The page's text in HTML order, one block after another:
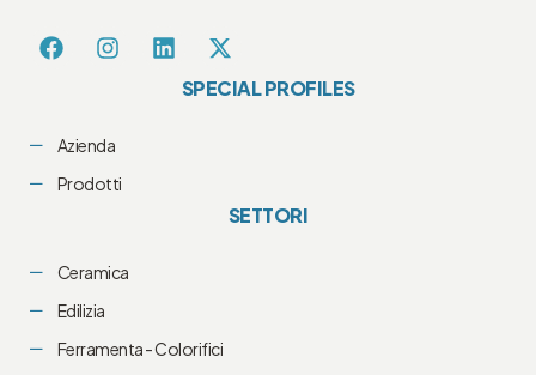
SPECIAL PROFILES
Azienda
Prodotti
SETTORI
Ceramica
Edilizia
Ferramenta - Colorifici